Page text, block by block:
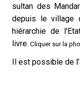
sultan des
depuis le village
hiérarchie de
livre. Cliquer sur la
Il est possible de